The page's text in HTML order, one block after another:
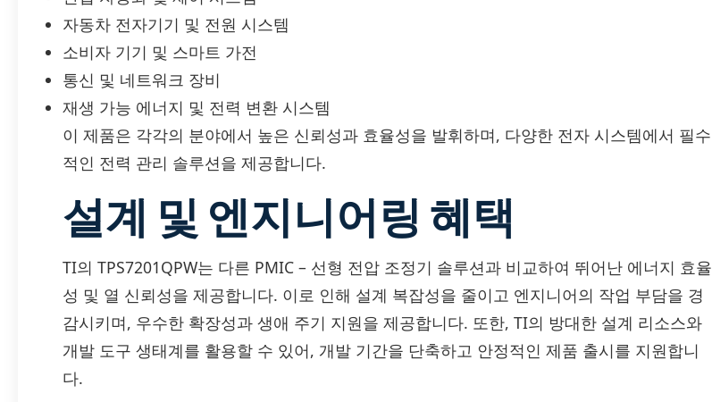
자동차 전자기기 및 전원 시스템
소비자 기기 및 스마트 가전
통신 및 네트워크 장비
재생 가능 에너지 및 전력 변환 시스템
이 제품은 각각의 분야에서 높은 신뢰성과 효율성을 발휘하며, 다양한 전자 시스템에서 필수
적인 전력 관리 솔루션을 제공합니다.
설계 및 엔지니어링 혜택
TI의 TPS7201QPW는 다른 PMIC – 선형 전압 조정기 솔루션과 비교하여 뛰어난 에너지 효율
성 및 열 신뢰성을 제공합니다. 이로 인해 설계 복잡성을 줄이고 엔지니어의 작업 부담을 경
감시키며, 우수한 확장성과 생애 주기 지원을 제공합니다. 또한, TI의 방대한 설계 리소스와
개발 도구 생태계를 활용할 수 있어, 개발 기간을 단축하고 안정적인 제품 출시를 지원합니
다.